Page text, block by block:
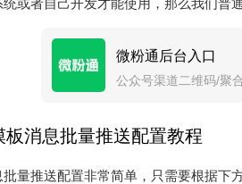
或者自己开发才能使用，那么我们普
微粉通后台入口
公众号渠道二维码/聚
板消息批量推送配置教程
量推送配置非常简单，只需要根据下